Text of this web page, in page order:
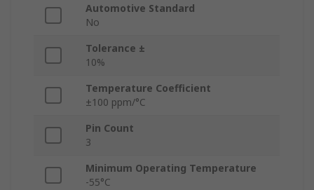
Automotive Standard
No
Tolerance ±
10%
Temperature Coefficient
±100 ppm/°C
Pin Count
3
Minimum Operating Temperature
-55°C